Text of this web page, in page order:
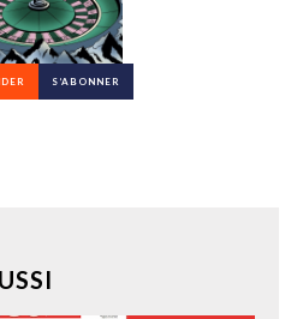
S’ABONNER